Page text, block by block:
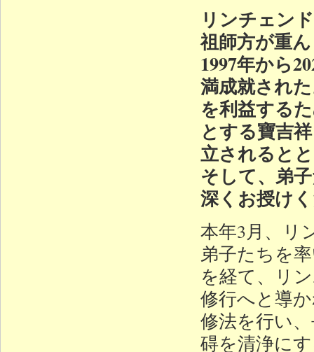
リンチェン
祖師方が重
1997年から
満成就され
を利益する
とする寶吉
立されると
そして、弟
深くお授け
本年3月、リ
弟子たちを
を経て、リ
修行へと導
修法を行い
碍を清浄に